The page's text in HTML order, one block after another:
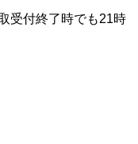
受付終了時でも21時